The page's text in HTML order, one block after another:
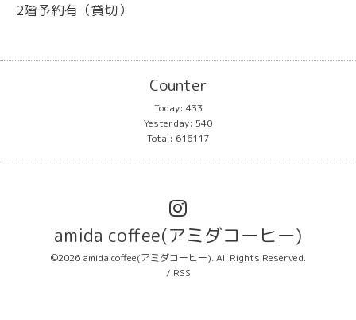
2階予約有（貸切）
Counter
Today: 433
Yesterday: 540
Total: 616117
amida coffee(アミダコーヒー)
©2026 amida coffee(アミダコーヒー). All Rights Reserved.
/ RSS